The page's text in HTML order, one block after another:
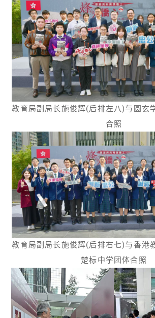
教育局副局长施俊辉(后排左八)与圆玄
合照
教育局副局长施俊辉(后排右七)与香港
楚标中学团体合照